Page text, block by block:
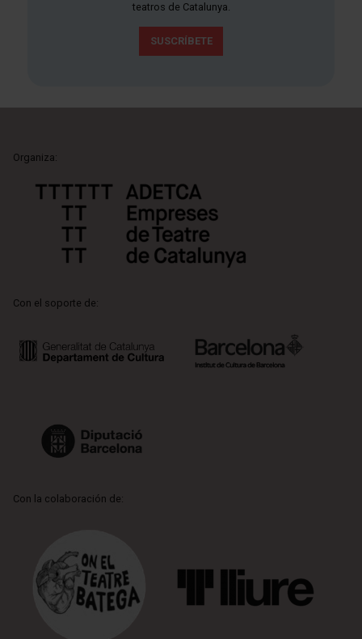
teatros de Catalunya.
SUSCRÍBETE
Organiza:
Con el soporte de:
Con la colaboración de: